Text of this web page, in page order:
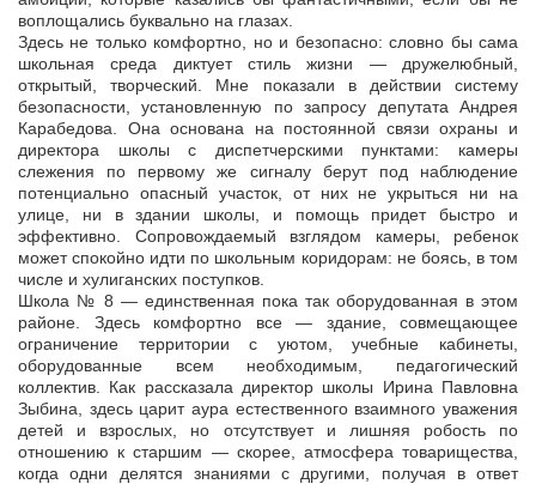
воплощались буквально на глазах.
Здесь не только комфортно, но и безопасно: словно бы сама
школьная среда диктует стиль жизни — дружелюбный,
открытый, творческий. Мне показали в действии систему
безопасности, установленную по запросу депутата Андрея
Карабедова. Она основана на постоянной связи охраны и
директора школы с диспетчерскими пунктами: камеры
слежения по первому же сигналу берут под наблюдение
потенциально опасный участок, от них не укрыться ни на
улице, ни в здании школы, и помощь придет быстро и
эффективно. Сопровождаемый взглядом камеры, ребенок
может спокойно идти по школьным коридорам: не боясь, в том
числе и хулиганских поступков.
Школа № 8 — единственная пока так оборудованная в этом
районе. Здесь комфортно все — здание, совмещающее
ограничение территории с уютом, учебные кабинеты,
оборудованные всем необходимым, педагогический
коллектив. Как рассказала директор школы Ирина Павловна
Зыбина, здесь царит аура естественного взаимного уважения
детей и взрослых, но отсутствует и лишняя робость по
отношению к старшим — скорее, атмосфера товарищества,
когда одни делятся знаниями с другими, получая в ответ